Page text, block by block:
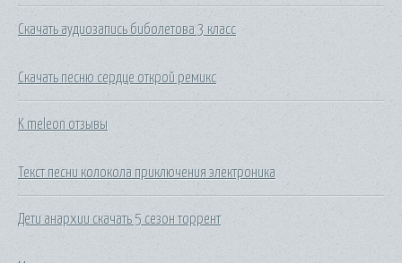
Скачать аудиозапись биболетова 3 класс
Скачать песню сердце открой ремикс
K meleon отзывы
Текст песни колокола приключения электроника
Дети анархии скачать 5 сезон торрент